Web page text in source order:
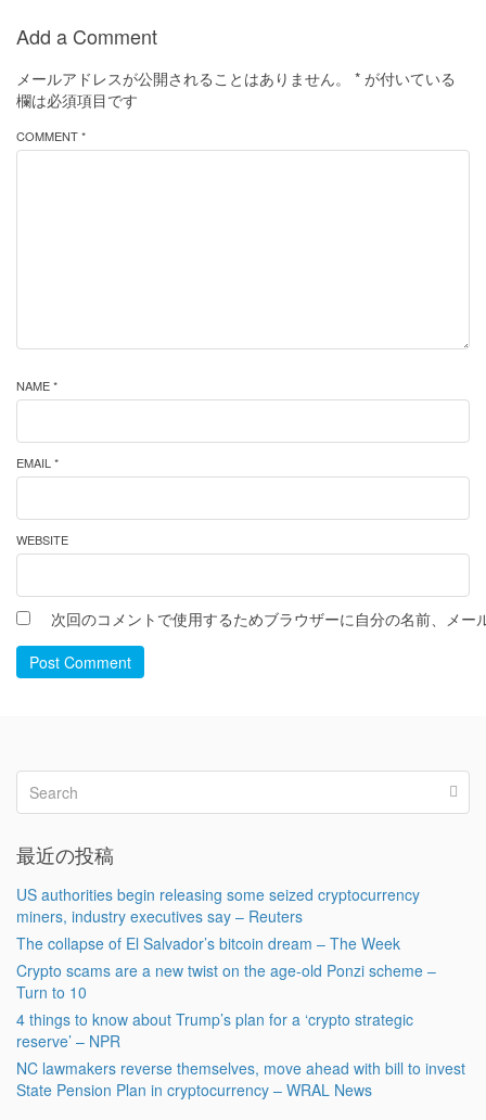
Add a Comment
メールアドレスが公開されることはありません。 * が付いている
欄は必須項目です
COMMENT *
NAME *
EMAIL *
WEBSITE
次回のコメントで使用するためブラウザーに自分の名前、メー
Post Comment
最近の投稿
US authorities begin releasing some seized cryptocurrency
miners, industry executives say – Reuters
The collapse of El Salvador’s bitcoin dream – The Week
Crypto scams are a new twist on the age-old Ponzi scheme –
Turn to 10
4 things to know about Trump’s plan for a ‘crypto strategic
reserve’ – NPR
NC lawmakers reverse themselves, move ahead with bill to invest
State Pension Plan in cryptocurrency – WRAL News